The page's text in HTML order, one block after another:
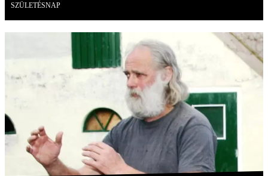
SZÜLETÉSNAP